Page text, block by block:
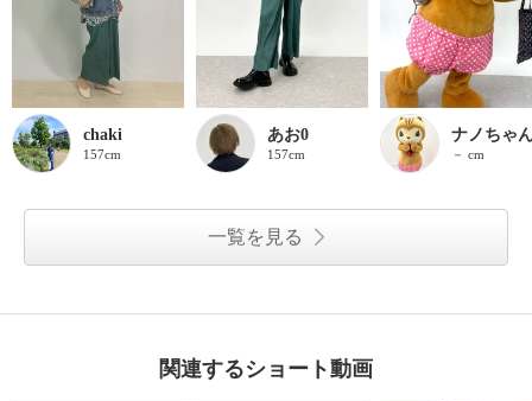
chaki
157cm
あお0
157cm
ナノちゃ
－ cm
一覧を見る
関連するショート動画